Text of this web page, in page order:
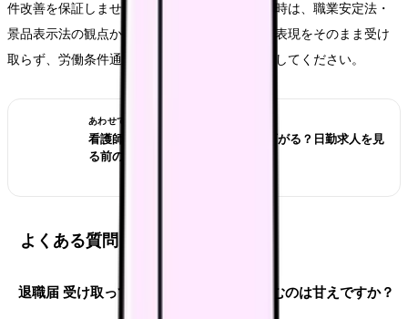
件改善を保証しません。求人票や紹介文を見る時は、職業安定法・
景品表示法の観点から、断定的に有利に見える表現をそのまま受け
取らず、労働条件通知書や面接で具体的に確認してください。
あわせて読みたい
看護師が夜勤なしにすると給料は下がる？日勤求人を見
る前の収入チェック
よくある質問
退職届 受け取ってもらえない 看護師で悩むのは甘えですか？